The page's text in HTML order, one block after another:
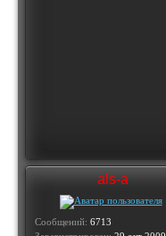
als-a
Сообщений: 6713